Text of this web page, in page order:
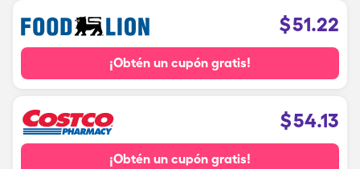
$51.22
¡Obtén un cupón gratis!
$54.13
¡Obtén un cupón gratis!